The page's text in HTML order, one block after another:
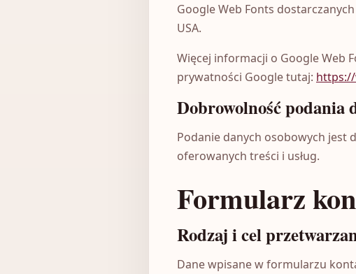
Google Web Fonts
USA.
Więcej informacji o Google Web
prywatności Google tutaj:
Dobrowolność podania
Podanie danych osobowych jest
oferowanych treści i usług.
Formularz
Rodzaj i cel
Dane wpisane w formularzu